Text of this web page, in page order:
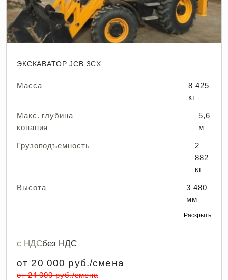
ЭКСКАВАТОР JCB 3CX
Масса
8 425
кг
Макс. глубина
копания
5,6
м
Грузоподъемность
2
882
кг
Высота
3 480
мм
Раскрыть
с НДСбез НДС
от 20 000 руб./смена
от 24 000 руб./смена